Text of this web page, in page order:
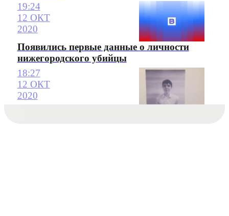
19:24
12 ОКТ
2020
Появились первые данные о личности
нижегородского убийцы
18:27
12 ОКТ
2020